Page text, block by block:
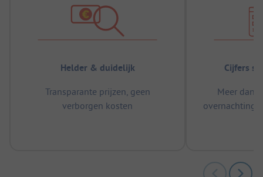
Helder & duidelijk
Transparante prijzen, geen
verborgen kosten
Cijfers
Meer dan